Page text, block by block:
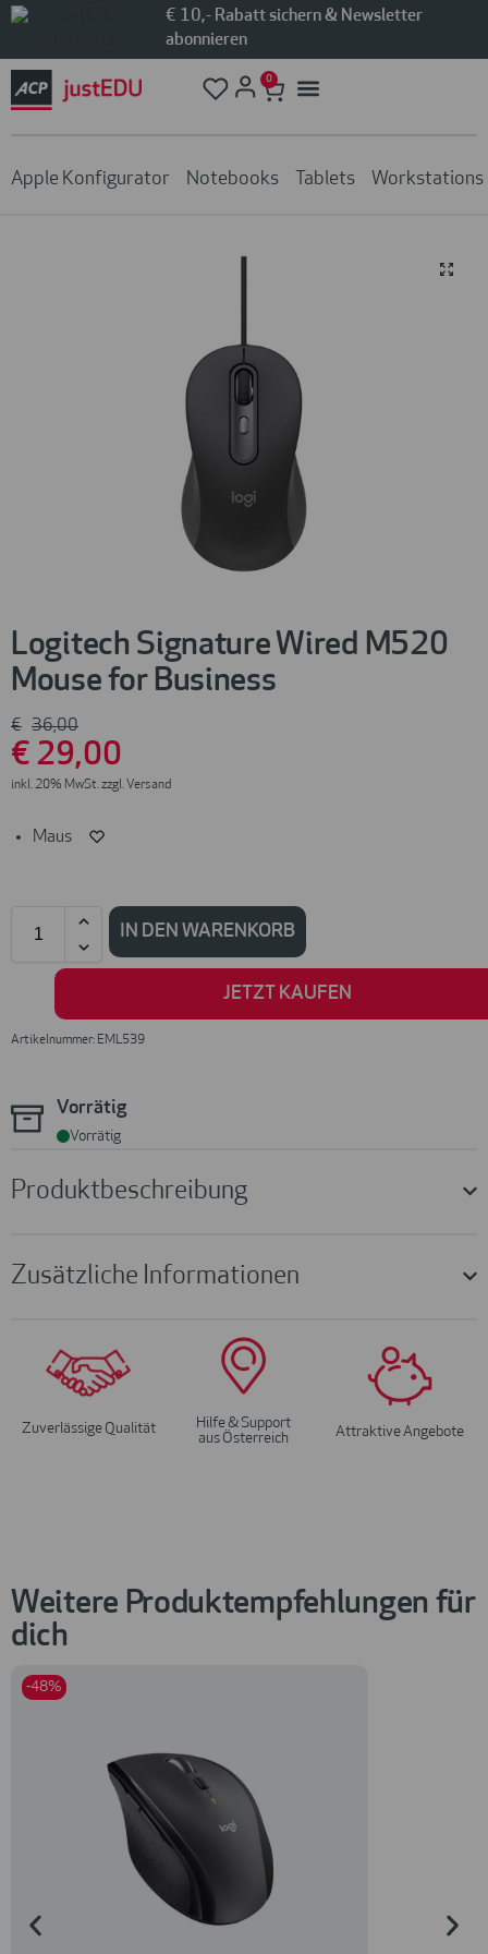
€ 10,- Rabatt sichern & Newsletter
abonnieren
0
Apple Konfigurator Notebooks Tablets Workstations
Produktbeschreibung
Zusätzliche Informationen
Zuverlässige Qualität
Hilfe & Support
aus Österreich
Attraktive Angebote
Logitech Signature Wired M520
Mouse for Business
€ 36,00
€ 29,00
inkl. 20% MwSt. zzgl. Versand
Maus
IN DEN WARENKORB
JETZT KAUFEN
Artikelnummer: EML539
Vorrätig
Vorrätig
Weitere Produktempfehlungen für
dich
-48%